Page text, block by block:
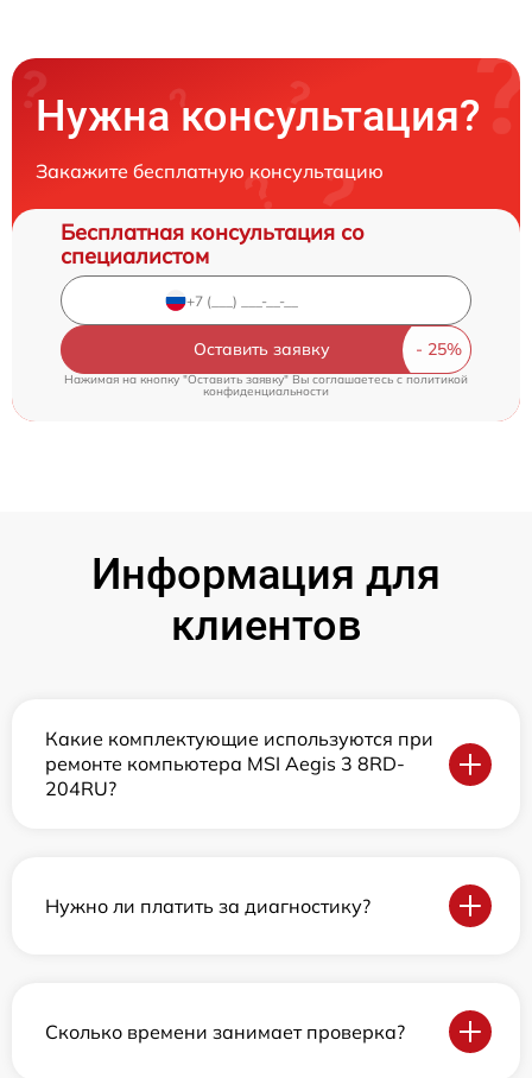
Нужна консультация?
Закажите бесплатную консультацию
Бесплатная консультация со
специалистом
Оставить заявку
Нажимая на кнопку "Оставить заявку" Вы соглашаетесь cполитикой
конфиденциальности
Информация для
клиентов
Какие комплектующие используются при
ремонте компьютера MSI Aegis 3 8RD-
204RU?
Нужно ли платить за диагностику?
Сколько времени занимает проверка?